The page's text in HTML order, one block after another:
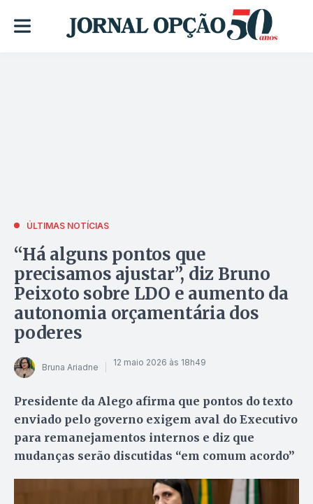
ÚLTIMAS NOTÍCIAS
“Há alguns pontos que
precisamos ajustar”, diz Bruno
Peixoto sobre LDO e aumento da
autonomia orçamentária dos
poderes
Bruna Ariadne 12 maio 2026 às 18h49
Presidente da Alego afirma que pontos do texto
enviado pelo governo exigem aval do Executivo
para remanejamentos internos e diz que
mudanças serão discutidas “em comum acordo”